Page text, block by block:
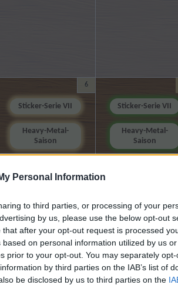
Personal Information
to third parties, or processing of your
by us, please use the below opt-out
after your opt-out request is processed
on personal information utilized by us
prior to your opt-out. You may separately
by third parties on the IAB’s list of
be disclosed by us to third parties on the
6
Sticker-Serie VII
Heavy-Metal-
Saison
13 Uhr
Ein Sternenmeer -
Start 14 Uhr
Wolkenreihenplan
er - Ab 14 Uhr
Sticker-Serie VII
Heavy-Metal-
Saison
Mini-Events
Ein Sternenmeer
Angebotsrausch
August 2026 -
Start 10 Uhr